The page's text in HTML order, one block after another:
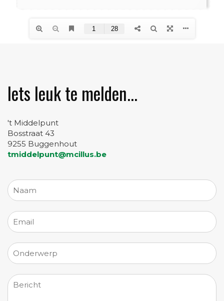
Iets leuk te melden...
't Middelpunt
Bosstraat 43
9255 Buggenhout
tmiddelpunt@mcillus.be